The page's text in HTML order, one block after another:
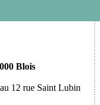
Blois
12 rue Saint Lubin